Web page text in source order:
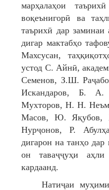
марҳалаҳои
воқеънигорӣ ва
таърихӣ дар заминаи
дигар мактабҳо
Махсусан,
устод С. Айнӣ,
Семенов, З.Ш.
Искандаров, Б.
Мухторов, Н. Н.
Масов, Ю.
Нурҷонов, Р.
дигарон на танҳо
он таваҷҷуҳи
кардаанд.
Натиҷаи муҳими